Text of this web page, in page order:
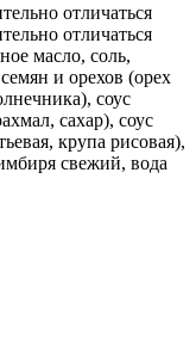
отличаться
отличаться
масло, соль,
и орехов (орех
соус
сахар), соус
крупа рисовая),
свежий, вода